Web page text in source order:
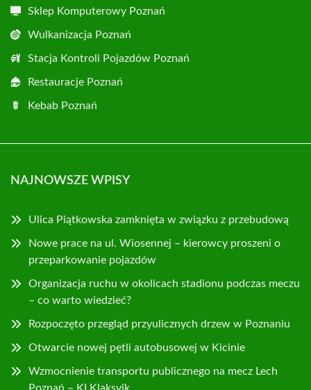
Sklep Komputerowy Poznań
Wulkanizacja Poznań
Stacja Kontroli Pojazdów Poznań
Restauracje Poznań
Kebab Poznań
NAJNOWSZE WPISY
Ulica Piątkowska zamknięta w związku z przebudową
Nowe prace na ul. Wiosennej – kierowcy proszeni o
przeparkowanie pojazdów
Organizacja ruchu w okolicach stadionu podczas meczu
– co warto wiedzieć?
Rozpoczęto przegląd przyulicznych drzew w Poznaniu
Otwarcie nowej pętli autobusowej w Kicinie
Wzmocnienie transportu publicznego na mecz Lech